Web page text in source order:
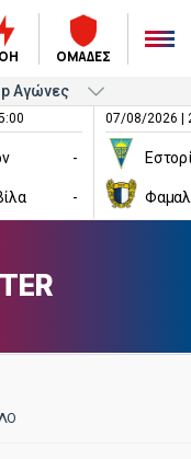
ΟΜΑΔΕΣ
-
-
07/08/2026 |